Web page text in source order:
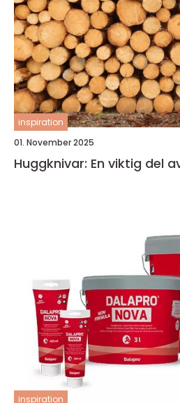
inspiration
01. November 2025
Huggknivar: En viktig del
inspiration